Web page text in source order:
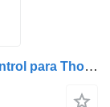
Scania Unitate de control unidad de control para Thoreb 14779A pentru Scania camión